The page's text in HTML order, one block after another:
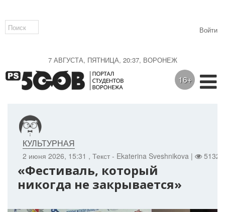
7 АВГУСТА, ПЯТНИЦА, 20:37, ВОРОНЕЖ
Войти
16+
2 июня 2026, 15:31 , Текст - Ekaterina Sveshnikova | 5132
КУЛЬТУРНАЯ
«Фестиваль, который
никогда не закрывается»